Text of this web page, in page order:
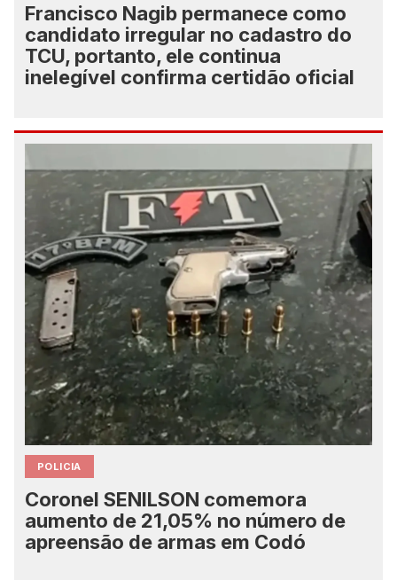
Francisco Nagib permanece como
candidato irregular no cadastro do
TCU, portanto, ele continua
inelegível confirma certidão oficial
POLICIA
Coronel SENILSON comemora
aumento de 21,05% no número de
apreensão de armas em Codó